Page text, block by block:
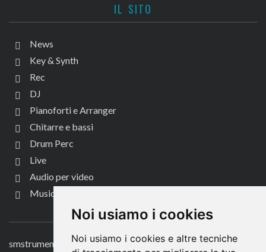
Noi usiamo i cookies
Noi usiamo i cookies e altre tecniche
IL SITO
News
Key & Synth
Rec
DJ
Pianoforti e Arranger
Chitarre e bassi
Drum Perc
Live
Audio per video
Music Life
CONTATTACI
smstrumentimusicali.it